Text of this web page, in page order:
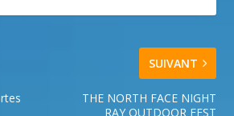
SUIVANT
THE NORTH FACE NIGHT
RAY OUTDOOR FEST